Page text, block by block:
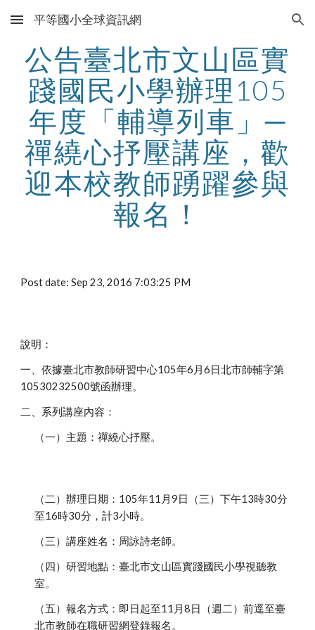
Skip to main content Skip to navigation
平等國小全球資訊網
公告臺北市文山區實
踐國民小學辦理105
年度「輔導列車」─
禪繞心抒壓講座，歡
迎本校教師踴躍參與
報名！
Post date: Sep 23, 2016 7:03:25 PM
說明：
一、依據臺北市教師研習中心105年6月6日北市師輔字第
10530232500號函辦理。
二、系列講座內容：
（一）主題：禪繞心抒壓。
（二）辦理日期：105年11月9日（三）下午13時30分
至16時30分，計3小時。
（三）講座姓名：周詠詩老師。
（四）研習地點：臺北市文山區實踐國民小學視聽教
室。
（五）報名方式：即日起至11月8日（週二）前逕至臺
北市教師在職研習網登錄報名。